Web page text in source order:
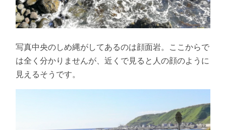
写真中央のしめ縄がしてあるのは顔面岩。ここからで
は全く分かりませんが、近くで見ると人の顔のように
見えるそうです。